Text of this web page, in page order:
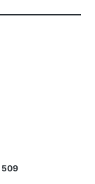
509